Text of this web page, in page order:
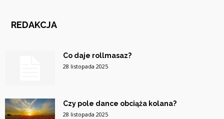
REDAKCJA
Co daje rollmasaz?
28 listopada 2025
Czy pole dance obciąża kolana?
28 listopada 2025